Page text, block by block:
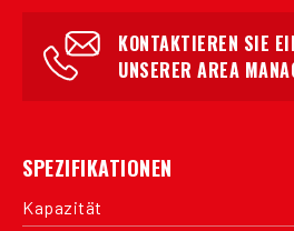
KONTAKTIEREN SIE
UNSERER AREA
SPEZIFIKATIONEN
Kapazität